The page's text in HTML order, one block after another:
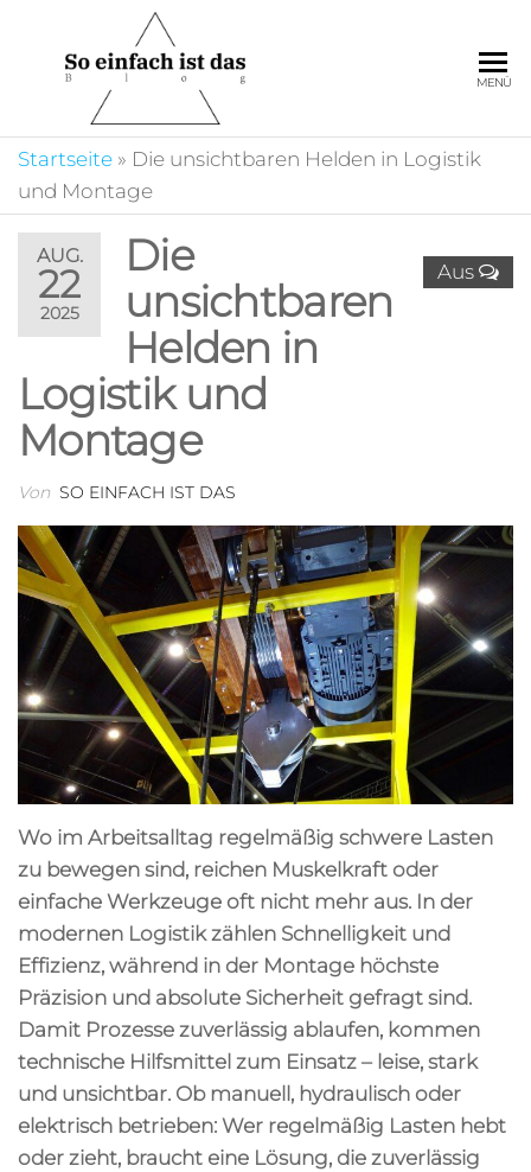
springen
ist das
sich zu informieren
und die
Beiträge zu
MENÜ
Startseite » Die unsichtbaren Helden in Logistik
und Montage
AUG.
22
2025
Aus
Die
unsichtbaren
Helden in
Logistik und
Montage
Von SO EINFACH IST DAS
Wo im Arbeitsalltag regelmäßig schwere Lasten
zu bewegen sind, reichen Muskelkraft oder
einfache Werkzeuge oft nicht mehr aus. In der
modernen Logistik zählen Schnelligkeit und
Effizienz, während in der Montage höchste
Präzision und absolute Sicherheit gefragt sind.
Damit Prozesse zuverlässig ablaufen, kommen
technische Hilfsmittel zum Einsatz – leise, stark
und unsichtbar. Ob manuell, hydraulisch oder
elektrisch betrieben: Wer regelmäßig Lasten hebt
oder zieht, braucht eine Lösung, die zuverlässig